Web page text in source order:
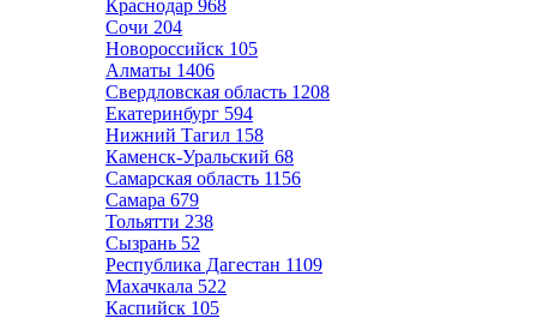
Краснодар 968
Сочи 204
Новороссийск 105
Алматы 1406
Свердловская область 1208
Екатеринбург 594
Нижний Тагил 158
Каменск-Уральский 68
Самарская область 1156
Самара 679
Тольятти 238
Сызрань 52
Республика Дагестан 1109
Махачкала 522
Каспийск 105